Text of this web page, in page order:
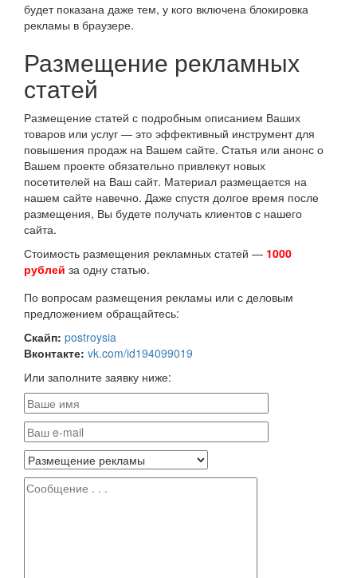
будет показана даже тем, у кого включена блокировка
рекламы в браузере.
Размещение рекламных
статей
Размещение статей с подробным описанием Ваших
товаров или услуг — это эффективный инструмент для
повышения продаж на Вашем сайте. Статья или анонс о
Вашем проекте обязательно привлекут новых
посетителей на Ваш сайт. Материал размещается на
нашем сайте навечно. Даже спустя долгое время после
размещения, Вы будете получать клиентов с нашего
сайта.
Стоимость размещения рекламных статей — 1000
рублей за одну статью.
По вопросам размещения рекламы или с деловым
предложением обращайтесь:
Скайп: postroysia
Вконтакте: vk.com/id194099019
Или заполните заявку ниже: